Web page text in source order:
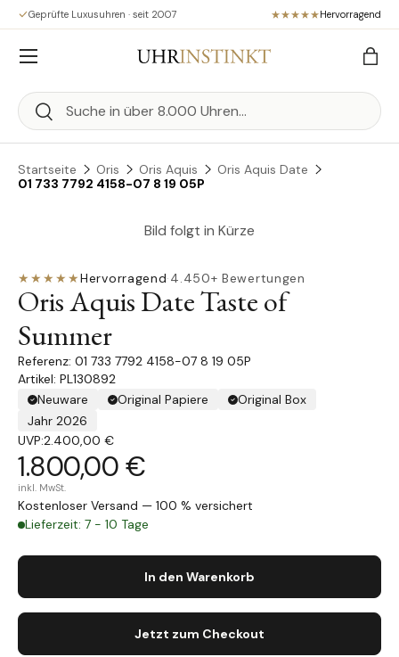
Direkt zum Inhalt
Geprüfte Luxusuhren · seit 2007 Hervorragend
Suchen
Suchen
Menü
Startseite Oris Oris Aquis
Oris Aquis Date
01 733 7792 4158-07 8 19 05P
Bild folgt in Kürze
★★★★★Hervorragend·4.450+ Bewertungen
Oris Aquis Date Taste of
Summer
01 733 7792 4158-07 8 19 05P
Artikel: PL130892
Neuware
Original Papiere
Original Box
Jahr 2026
UVP:2.400,00 €
1.800,00 €
inkl. MwSt.
Kostenloser Versand — 100 % versichert
Lieferzeit: 7 - 10 Tage
In den Warenkorb
Jetzt zum Checkout